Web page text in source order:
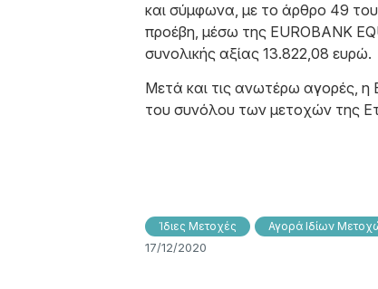
και σύμφωνα, με το άρθρο 49 του
προέβη, μέσω της EUROBANK
συνολικής αξίας 13.822,08 ευρώ.
Μετά και τις ανωτέρω αγορές, η
του συνόλου των μετοχών της
Ίδιες Μετοχές Αγορά Ιδίων
17/12/2020